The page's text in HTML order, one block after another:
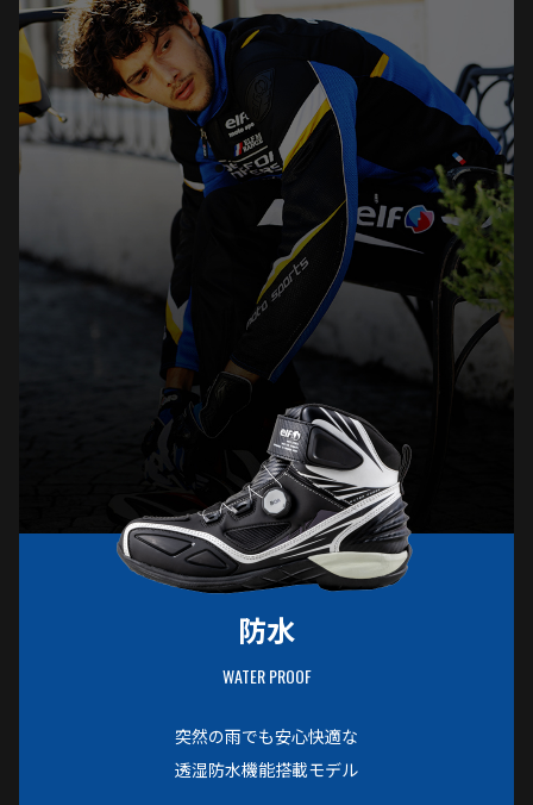
防水
WATER PROOF
突然の雨でも安心快適な
透湿防水機能搭載モデル